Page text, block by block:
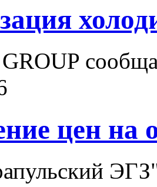
цен на